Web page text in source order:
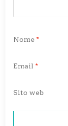
Nome *
Email *
Sito web